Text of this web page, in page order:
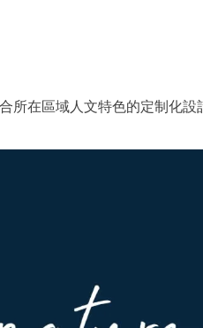
所在區域人文特色的定制化